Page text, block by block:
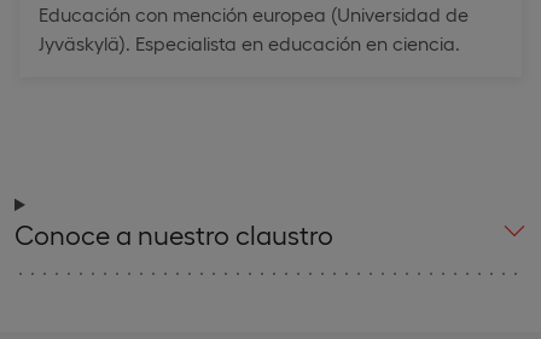
Educación con mención europea (Universidad de
Jyväskylä). Especialista en educación en ciencia.
Conoce a nuestro claustro